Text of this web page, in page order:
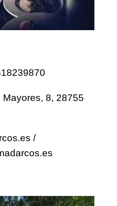
Mayores, 8, 28755
/